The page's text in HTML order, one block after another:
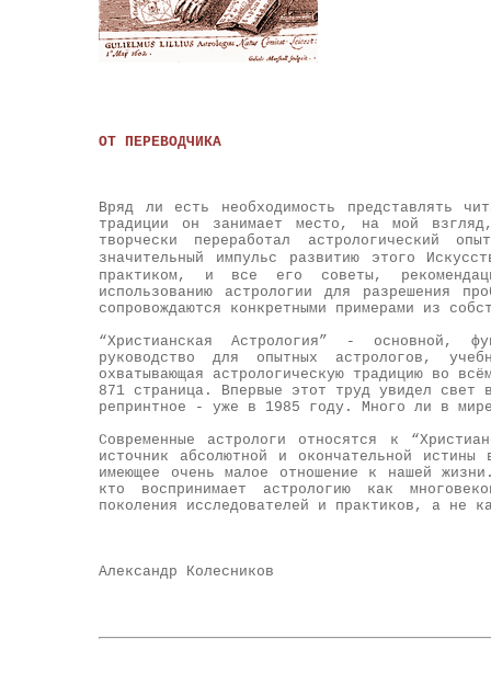
ОТ ПЕРЕВОДЧИКА
Вряд ли есть необходимость представлять
традиции он занимает место, на мой
творчески переработал астрологический
значительный импульс развитию этого
практиком, и все его советы,
использованию астрологии для разрешения
сопровождаются конкретными примерами из
“Христианская Астрология” - основной,
руководство для опытных астрологов,
охватывающая астрологическую традицию во
871 страница. Впервые этот труд увидел
репринтное - уже в 1985 году. Много ли в
Современные астрологи относятся к
источник абсолютной и окончательной
имеющее очень малое отношение к нашей
кто воспринимает астрологию как
поколения исследователей и практиков, а не
Александр Колесников